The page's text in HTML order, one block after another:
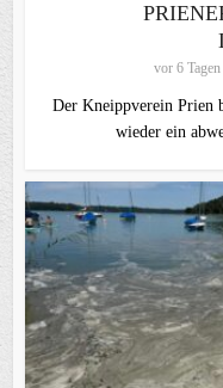
vor 6 Tagen
Der Kneippverein Prien
wieder ein